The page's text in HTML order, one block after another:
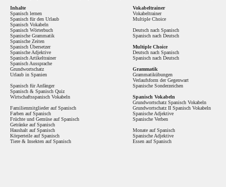
Inhalte
Spanisch lernen
Spanisch für den Urlaub
Spanisch Vokabeln
Spanisch Wörterbuch
Spanische Grammatik
Spanische Zeiten
Spanisch Übersetzer
Spanische Adjektive
Spanisch Artikeltrainer
Spanisch Aussprache
Grundwortschatz
Urlaub in Spanien
Spanisch für Anfänger
Spanisch & Spanisch Quiz
Wirtschaftsspanisch Vokabeln
Familienmitglieder auf Spanisch
Farben auf Spanisch
Früchte und Gemüse auf Spanisch
Getränke auf Spanisch
Haushalt auf Spanisch
Körperteile auf Spanisch
Tiere & Insekten auf Spanisch
Vokabeltrainer
Vokabeltrainer
Multiple Choice
Deutsch nach Spanisch
Spanisch nach Deutsch
Multiple Choice
Deutsch nach Spanisch
Spanisch nach Deutsch
Grammatik
Grammatikübungen
Verlaufsform der Gegenwart
Spanische Sonderzeichen
Spanisch Vokabeln
Grundwortschatz Spanisch Vokabeln
Grundwortschatz II Spanisch Vokabeln
Spanische Adjektive
Spanische Verben
Monate auf Spanisch
Spanische Adjektive
Essen auf Spanisch